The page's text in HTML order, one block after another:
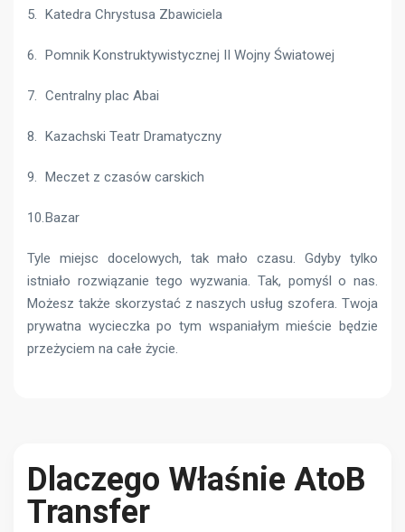
Katedra Chrystusa Zbawiciela
Pomnik Konstruktywistycznej II Wojny Światowej
Centralny plac Abai
Kazachski Teatr Dramatyczny
Meczet z czasów carskich
Bazar
Tyle miejsc docelowych, tak mało czasu. Gdyby tylko
istniało rozwiązanie tego wyzwania. Tak, pomyśl o nas.
Możesz także skorzystać z naszych usług szofera. Twoja
prywatna wycieczka po tym wspaniałym mieście będzie
przeżyciem na całe życie.
Dlaczego Właśnie AtoB
Transfer